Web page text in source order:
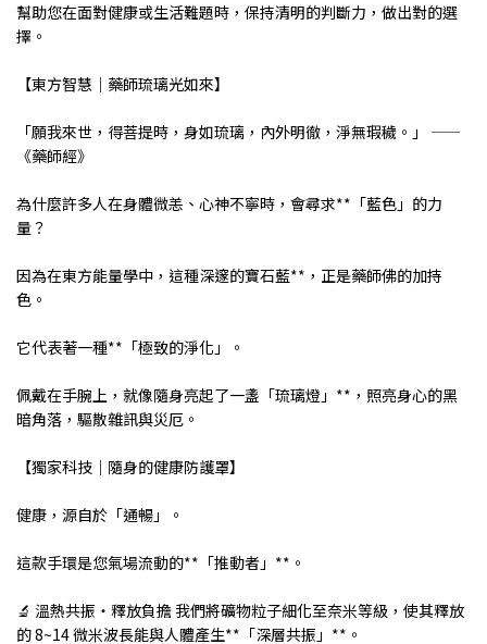
幫助您在面對健康或生活難題時，保持清明的判斷力，做出對的選
擇。
【東方智慧｜藥師琉璃光如來】
「願我來世，得菩提時，身如琉璃，內外明徹，淨無瑕穢。」 ——
《藥師經》
為什麼許多人在身體微恙、心神不寧時，會尋求**「藍色」的力
量？
因為在東方能量學中，這種深邃的寶石藍**，正是藥師佛的加持
色。
它代表著一種**「極致的淨化」。
佩戴在手腕上，就像隨身亮起了一盞「琉璃燈」**，照亮身心的黑
暗角落，驅散雜訊與災厄。
【獨家科技｜隨身的健康防護罩】
健康，源自於「通暢」。
這款手環是您氣場流動的**「推動者」**。
🔬 溫熱共振・釋放負擔 我們將礦物粒子細化至奈米等級，使其釋放
的 8~14 微米波長能與人體產生**「深層共振」**。